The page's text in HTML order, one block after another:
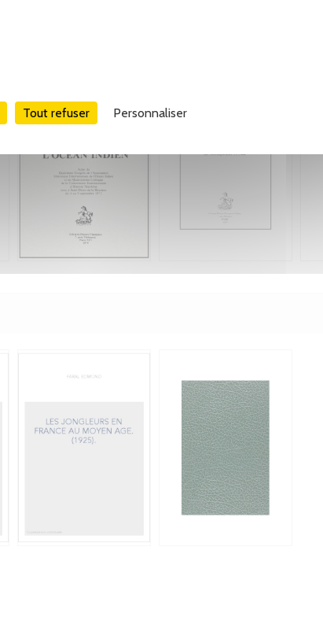
Tout refuser Personnaliser